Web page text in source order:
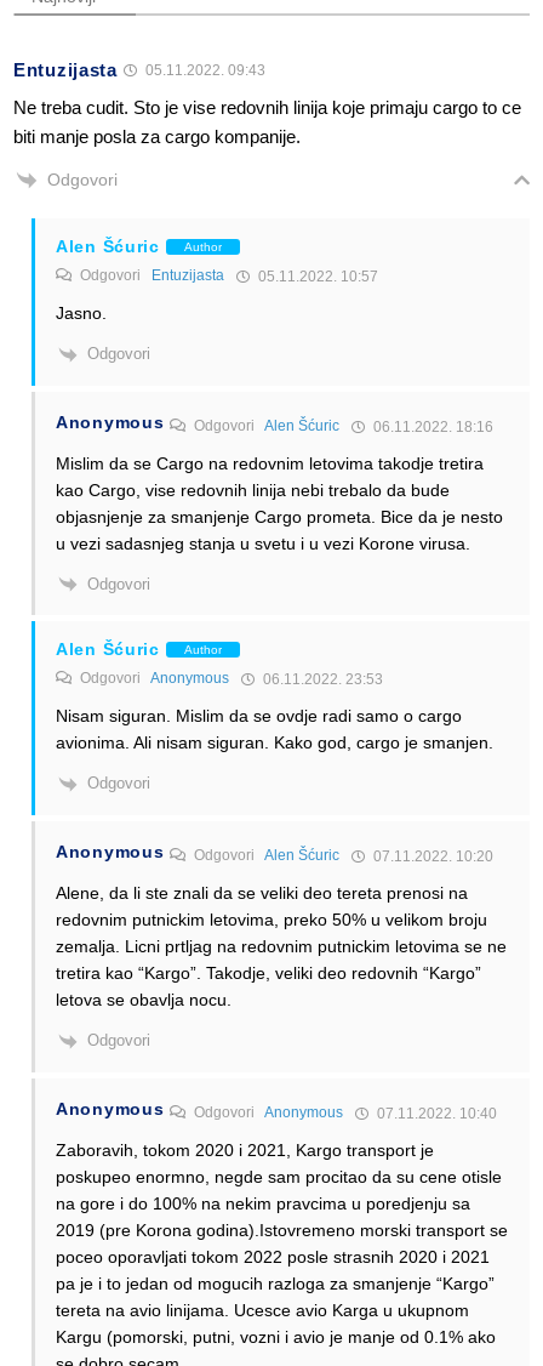
Entuzijasta 05.11.2022. 09:43
Ne treba cudit. Sto je vise redovnih linija koje primaju cargo to ce
biti manje posla za cargo kompanije.
Odgovori
Alen Šćuric Author
Odgovori Entuzijasta 05.11.2022. 10:57
Jasno.
Odgovori
Anonymous OdgovoriAlen Šćuric 06.11.2022. 18:16
Mislim da se Cargo na redovnim letovima takodje tretira
kao Cargo, vise redovnih linija nebi trebalo da bude
objasnjenje za smanjenje Cargo prometa. Bice da je nesto
u vezi sadasnjeg stanja u svetu i u vezi Korone virusa.
Odgovori
Alen Šćuric Author
Odgovori Anonymous 06.11.2022. 23:53
Nisam siguran. Mislim da se ovdje radi samo o cargo
avionima. Ali nisam siguran. Kako god, cargo je smanjen.
Odgovori
Anonymous OdgovoriAlen Šćuric 07.11.2022. 10:20
Alene, da li ste znali da se veliki deo tereta prenosi na
redovnim putnickim letovima, preko 50% u velikom broju
zemalja. Licni prtljag na redovnim putnickim letovima se ne
tretira kao “Kargo”. Takodje, veliki deo redovnih “Kargo”
letova se obavlja nocu.
Odgovori
Anonymous OdgovoriAnonymous 07.11.2022. 10:40
Zaboravih, tokom 2020 i 2021, Kargo transport je
poskupeo enormno, negde sam procitao da su cene otisle
na gore i do 100% na nekim pravcima u poredjenju sa
2019 (pre Korona godina).Istovremeno morski transport se
poceo oporavljati tokom 2022 posle strasnih 2020 i 2021
pa je i to jedan od mogucih razloga za smanjenje “Kargo”
tereta na avio linijama. Ucesce avio Karga u ukupnom
Kargu (pomorski, putni, vozni i avio je manje od 0.1% ako